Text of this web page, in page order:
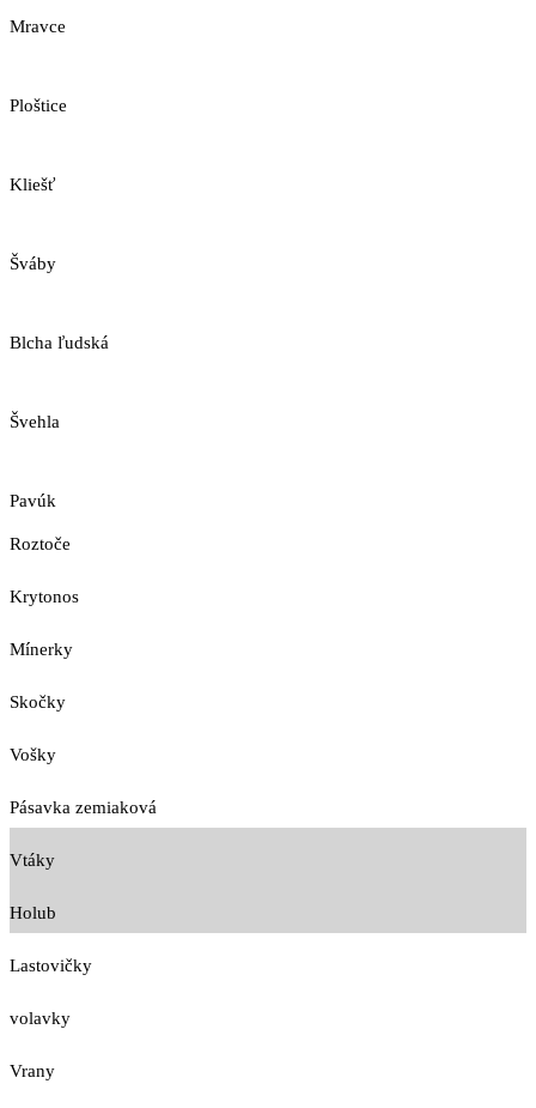
Mravce
Ploštice
Kliešť
Šváby
Blcha ľudská
Švehla
Pavúk
Roztoče
Krytonos
Mínerky
Skočky
Vošky
Pásavka zemiaková
Vtáky
Holub
Lastovičky
volavky
Vrany